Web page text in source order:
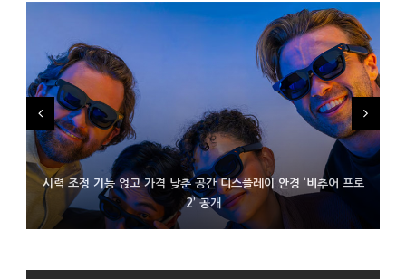
시력 조정 기능 얹고 가격 낮춘 공간 디스플레이 안경 ‘비추어 프로
2’ 공개
D램 부족에 10억달러어치 아이폰18 프로세서 패키징 대기 중
300~400달러 반지형 스피커 준비하는 오픈AI